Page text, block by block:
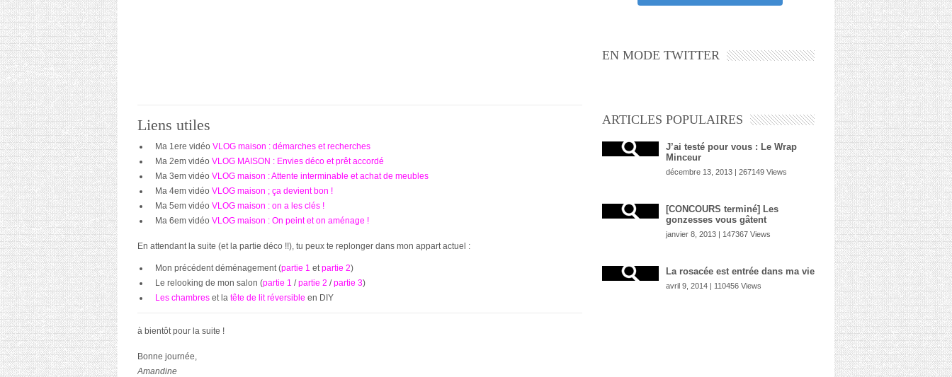
Liens utiles
Ma 1ere vidéo VLOG maison : démarches et recherches
Ma 2em vidéo VLOG MAISON : Envies déco et prêt accordé
Ma 3em vidéo VLOG maison : Attente interminable et achat de meubles
Ma 4em vidéo VLOG maison ; ça devient bon !
Ma 5em vidéo VLOG maison : on a les clés !
Ma 6em vidéo VLOG maison : On peint et on aménage !
En attendant la suite (et la partie déco !!), tu peux te replonger dans mon appart actuel :
Mon précédent déménagement (partie 1 etpartie 2)
Le relooking de mon salon (partie 1 /partie 2 /partie 3)
Les chambres et la tête de lit réversible en DIY
à bientôt pour la suite !
Bonne journée,
Amandine
EN MODE TWITTER
ARTICLES POPULAIRES
J’ai testé pour vous : Le Wrap
Minceur
décembre 13, 2013 | 267149 Views
[CONCOURS terminé] Les
gonzesses vous gâtent
janvier 8, 2013 | 147367 Views
La rosacée est entrée dans ma vie
avril 9, 2014 | 110456 Views